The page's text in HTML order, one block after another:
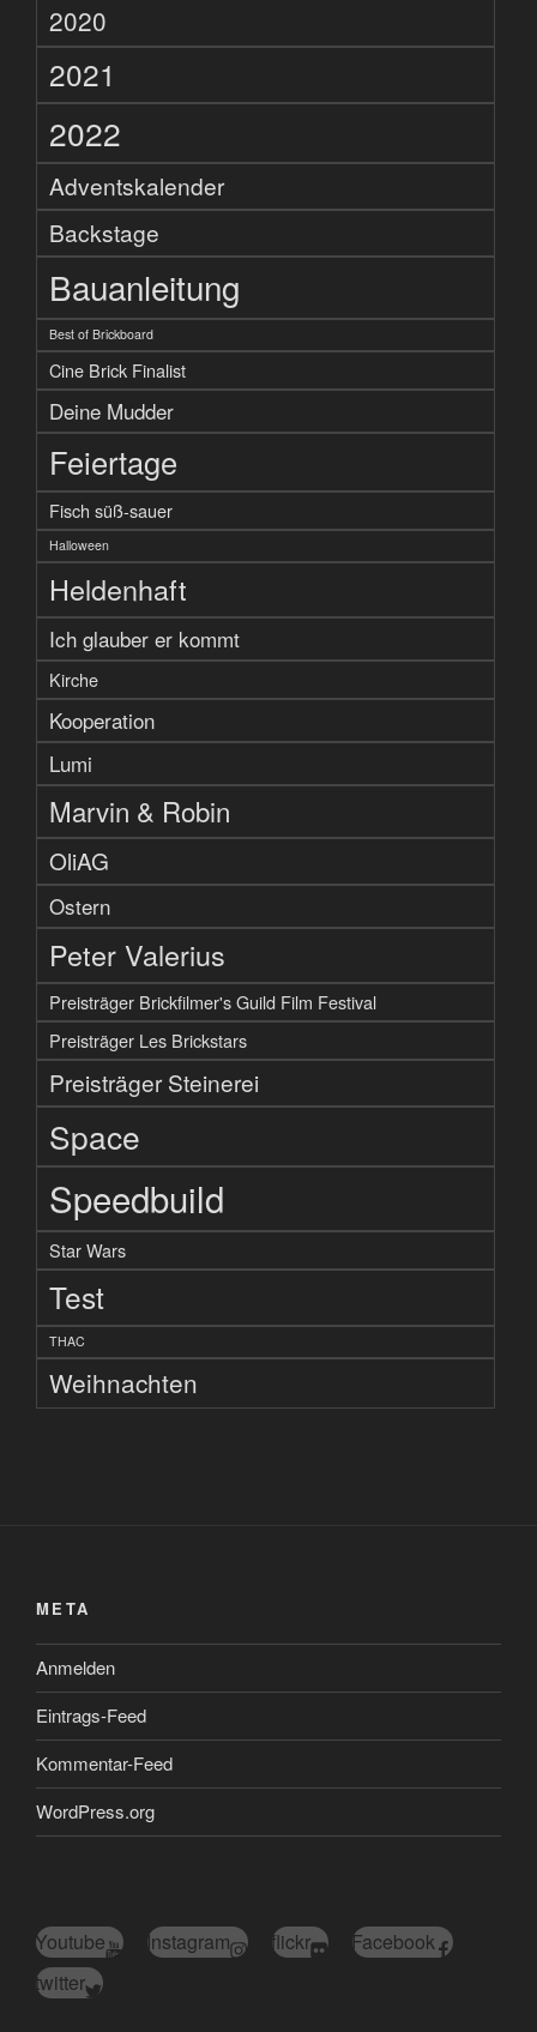
2020
2021
2022
Adventskalender
Backstage
Bauanleitung
Best of Brickboard
Cine Brick Finalist
Deine Mudder
Feiertage
Fisch süß-sauer
Halloween
Heldenhaft
Ich glauber er kommt
Kirche
Kooperation
Lumi
Marvin & Robin
OliAG
Ostern
Peter Valerius
Preisträger Brickfilmer's Guild Film Festival
Preisträger Les Brickstars
Preisträger Steinerei
Space
Speedbuild
Star Wars
Test
THAC
Weihnachten
META
Anmelden
Eintrags-Feed
Kommentar-Feed
WordPress.org
Youtube Instagram flickr
Facebook
twitter